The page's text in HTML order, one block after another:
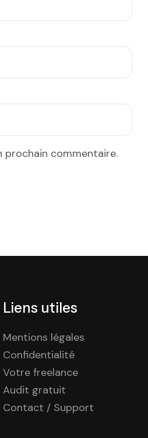
prochain commentaire.
Liens utiles
Mentions légales
Confidentialité
Votre freelance
Audit gratuit
Contact / Support